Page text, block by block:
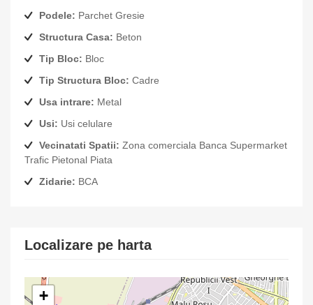
Podele: Parchet Gresie
Structura Casa: Beton
Tip Bloc: Bloc
Tip Structura Bloc: Cadre
Usa intrare: Metal
Usi: Usi celulare
Vecinatati Spatii: Zona comerciala Banca Supermarket
Trafic Pietonal Piata
Zidarie: BCA
Localizare pe harta
+